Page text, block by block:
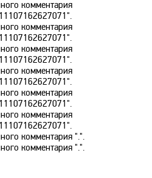
комментария
комментария
комментария
комментария
комментария
комментария
комментария ".".
комментария ".".